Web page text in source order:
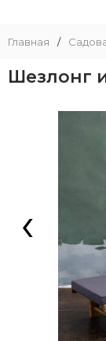
Главная /
Шезлонг
‹